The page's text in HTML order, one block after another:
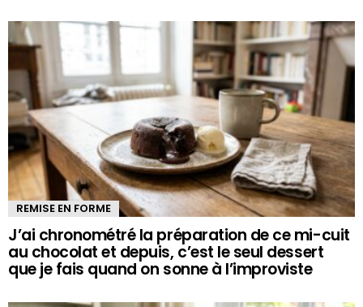
REMISE EN FORME
J’ai chronométré la préparation de ce mi-cuit
au chocolat et depuis, c’est le seul dessert
que je fais quand on sonne à l’improviste